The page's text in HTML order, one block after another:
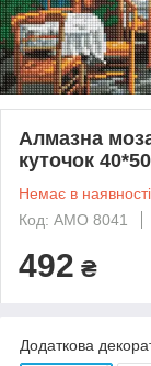
Алмазна
куточок
Немає в наявності
Код: AMO 8041
492 ₴
Додаткова